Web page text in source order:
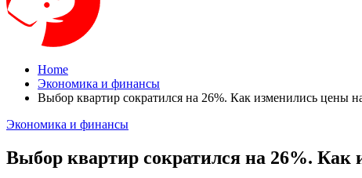
Home
Экономика и финансы
Выбор квартир сократился на 26%. Как изменились цены
Экономика и финансы
Выбор квартир сократился на 26%. Как